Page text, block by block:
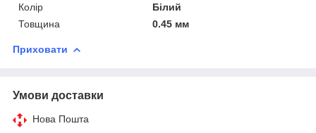
Колір
Білий
Товщина
0.45 мм
Приховати
Умови доставки
Нова Пошта